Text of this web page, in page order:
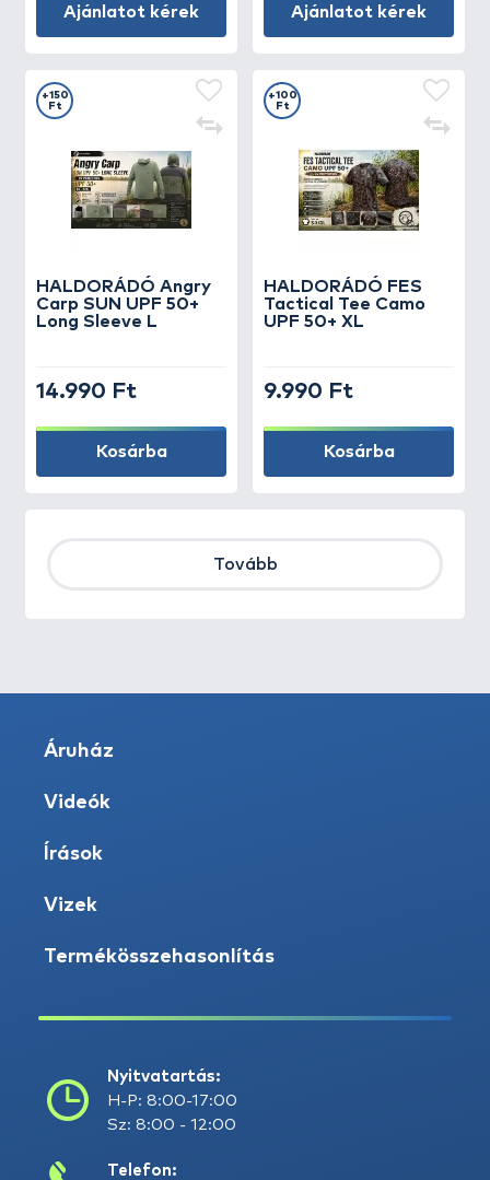
Ajánlatot kérek Ajánlatot kérek
HALDORÁDÓ Angry
Carp SUN UPF 50+
Long Sleeve L
+150
Ft
14.990 Ft
Kosárba
HALDORÁDÓ FES
Tactical Tee Camo
UPF 50+ XL
+100
Ft
9.990 Ft
Kosárba
Tovább
Áruház
Videók
Írások
Vizek
Termékösszehasonlítás
Nyitvatartás:
H-P: 8:00-17:00
Sz: 8:00 - 12:00
Telefon: